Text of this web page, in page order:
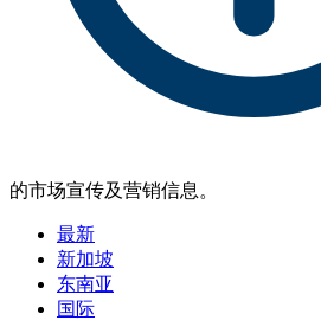
的市场宣传及营销信息。
最新
新加坡
东南亚
国际